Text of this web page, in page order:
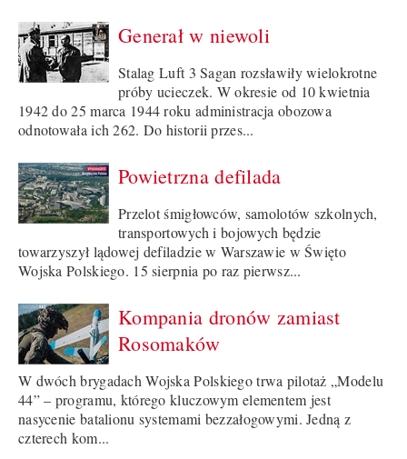
Generał w niewoli
Stalag Luft 3 Sagan rozsławiły wielokrotne
próby ucieczek. W okresie od 10 kwietnia
1942 do 25 marca 1944 roku administracja obozowa
odnotowała ich 262. Do historii przes...
Powietrzna defilada
Przelot śmigłowców, samolotów szkolnych,
transportowych i bojowych będzie
towarzyszył lądowej defiladzie w Warszawie w Święto
Wojska Polskiego. 15 sierpnia po raz pierwsz...
Kompania dronów zamiast
Rosomaków
W dwóch brygadach Wojska Polskiego trwa pilotaż „Modelu
44” – programu, którego kluczowym elementem jest
nasycenie batalionu systemami bezzałogowymi. Jedną z
czterech kom...